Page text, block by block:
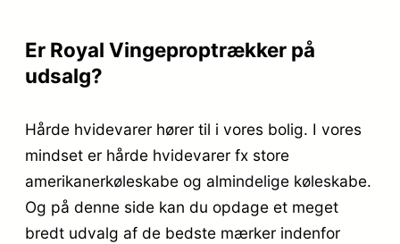
Er Royal Vingeproptrækker på
udsalg?
Hårde hvidevarer hører til i vores bolig. I vores
mindset er hårde hvidevarer fx store
amerikanerkøleskabe og almindelige køleskabe.
Og på denne side kan du opdage et meget
bredt udvalg af de bedste mærker indenfor